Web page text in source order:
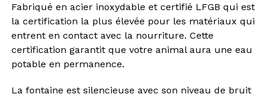
Fabriqué en acier inoxydable et certifié LFGB qui est
la certification la plus élevée pour les matériaux qui
entrent en contact avec la nourriture. Cette
certification garantit que votre animal aura une eau
potable en permanence.
La fontaine est silencieuse avec son niveau de bruit